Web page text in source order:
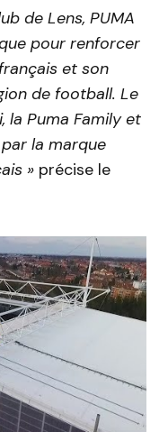
de Lens, PUMA
pour renforcer
et son
de football. Le
la Puma Family et
la marque
» précise le